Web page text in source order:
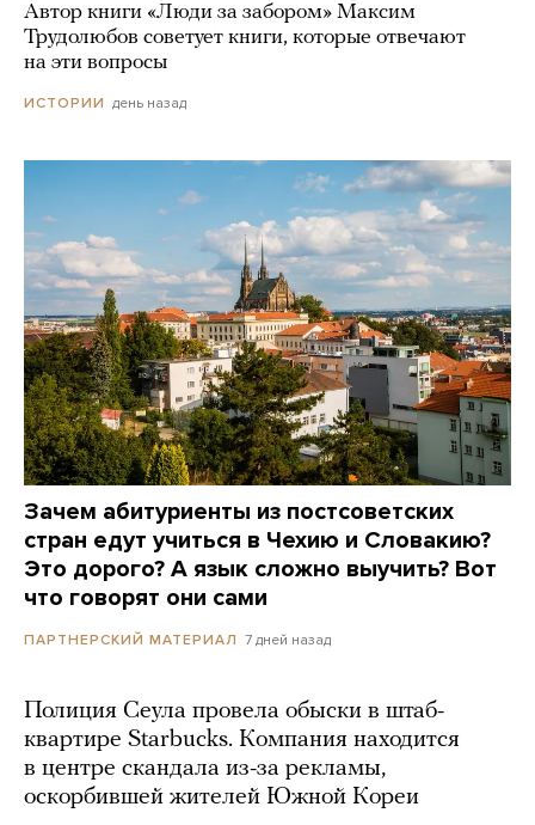
Автор книги «Люди за забором» Максим
Трудолюбов советует книги, которые отвечают
на эти вопросы
ИСТОРИИ день назад
Зачем абитуриенты из постсоветских
стран едут учиться в Чехию и Словакию?
Это дорого? А язык сложно выучить? Вот
что говорят они сами
ПАРТНЕРСКИЙ МАТЕРИАЛ 7 дней назад
Полиция Сеула провела обыски в штаб-
квартире Starbucks. Компания находится
в центре скандала из-за рекламы,
оскорбившей жителей Южной Кореи